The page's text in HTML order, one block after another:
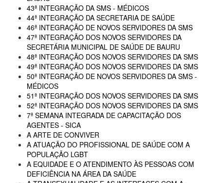
43ª INTEGRAÇÃO DA SMS - MÉDICOS
44ª INTEGRAÇÃO DA SECRETARIA DE SAÚDE
46ª INTEGRAÇÃO DE NOVOS SERVIDORES DA SMS
47ª INTEGRAÇÃO DOS NOVOS SERVIDORES DA
SECRETÁRIA MUNICIPAL DE SAÚDE DE BAURU
48ª INTEGRAÇÃO DOS NOVOS SERVIDORES DA SMS
49ª INTEGRAÇÃO DOS NOVOS SERVIDORES DA SMS
50ª INTEGRAÇÃO DE NOVOS SERVIDORES DA SMS -
MÉDICOS
51ª INTEGRAÇÃO DOS NOVOS SERVIDORES DA SMS
52ª INTEGRAÇÃO DOS NOVOS SERVIDORES DA SMS
7ª SEMANA INTEGRADA DE CAPACITAÇÃO DOS
AGENTES - SICA
A ARTE DE CONVIVER
A ATUAÇÃO DO PROFISSIONAL DE SAÚDE COM A
POPULAÇÃO LGBT
A EQUIDADE E O ATENDIMENTO ÀS PESSOAS COM
DEFICIÊNCIA NA ÁREA DA SAÚDE